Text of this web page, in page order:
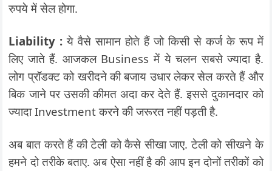
रुपये में सेल होगा.
Liability : ये वैसे सामान होते हैं जो किसी से कर्ज के रूप में
लिए जाते हैं. आजकल Business में ये चलन सबसे ज्यादा है.
लोग प्रॉडक्ट को खरीदने की बजाय उधार लेकर सेल करते हैं और
बिक जाने पर उसकी कीमत अदा कर देते हैं. इससे दुकानदार को
ज्यादा Investment करने की जरूरत नहीं पड़ती है.
अब बात करते हैं की टेली को कैसे सीखा जाए. टेली को सीखने के
हमने दो तरीके बताए. अब ऐसा नहीं है की आप इन दोनों तरीकों को